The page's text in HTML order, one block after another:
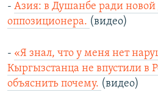
- Азия: в Душанбе ради новой
оппозиционера. (видео)
- «Я знал, что у меня нет
Кыргызстанца не впустили в
объяснить почему. (видео)